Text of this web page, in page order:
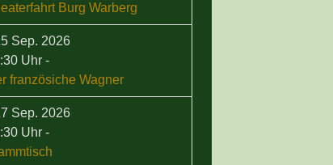
Burg Warberg
Sep. 2026
Uhr-
französiche Wagner
Sep. 2026
Uhr-